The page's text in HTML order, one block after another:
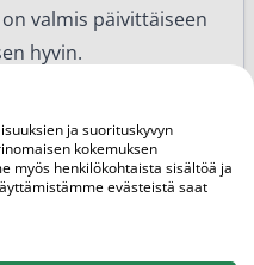
valmis päivittäiseen
hyvin.
imeytyä
kosteusvoiteen
kosteuttava
ja suorituskyvyn
kokemuksen
myös henkilökohtaista sisältöä ja
evästeistä saat